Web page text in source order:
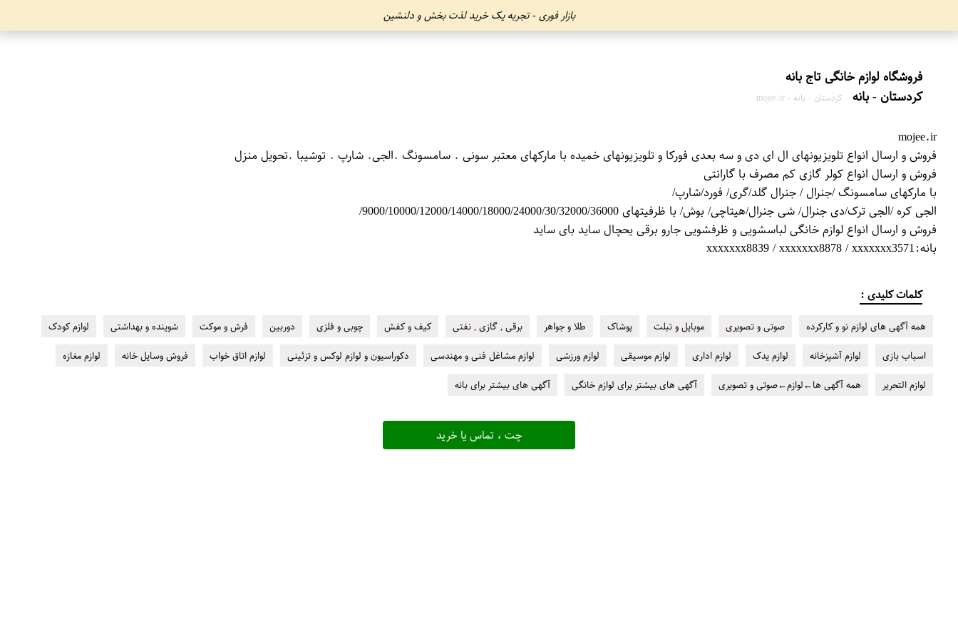
بازار فوری - تجربه یک خرید لذت بخش و دلنشین
کردستان - بانه
کردستان - بانه - mojee.ir
mojee.ir
بانه:xxxxxxx8839 / xxxxxxx8878 / xxxxxxx3571
کلمات کلیدی :
همه آگهی های لوازم نو و کارکرده صوتی و تصویری موبایل و تبلت پوشاک طلا و جواهر برقی , گازی , نفتی کیف و کفش چوبی و فلزی دوربین فرش و موکت شوینده و بهداشتی
لوازم کودک
اسباب بازی
لوازم آشپزخانه لوازم یدک لوازم اداری لوازم موسیقی لوازم ورزشی لوازم مشاغل فنی و مهندسی دکوراسیون و لوازم لوکس و تزئینی لوازم اتاق خواب فروش وسایل خانه
لوازم مغازه
لوازم التحریر
همه آگهی ها←لوازم←صوتی و تصویری آگهی های بیشتر برای لوازم خانگی آگهی های بیشتر برای بانه
چت ، تماس یا خرید